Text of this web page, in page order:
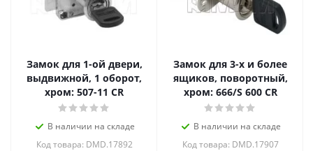
Замок для 1-ой двери,
выдвижной, 1 оборот,
хром: 507-11 CR
В наличии на складе
Код товара: DMD.17892
Замок для 3-х и более
ящиков, поворотный,
хром: 666/S 600 CR
В наличии на складе
Код товара: DMD.17907